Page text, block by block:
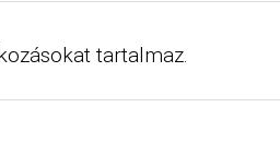
tartalmaz.